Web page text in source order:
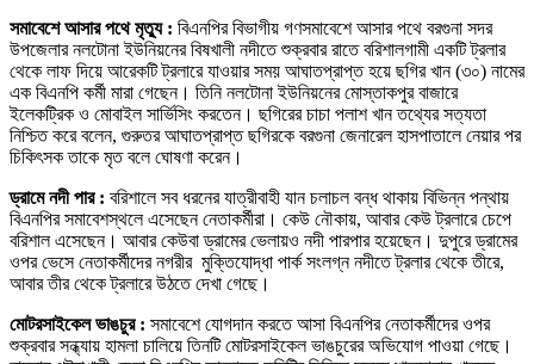
সমাবেশে আসার পথে মৃত্যু : বিএনপির বিভাগীয় গণসমাবেশে আসার পথে বরগুনা সদর
উপজেলার নলটোনা ইউনিয়নের বিষখালী নদীতে শুক্রবার রাতে বরিশালগামী একটি ট্রলার
থেকে লাফ দিয়ে আরেকটি ট্রলারে যাওয়ার সময় আঘাতপ্রাপ্ত হয়ে ছগির খান (৩০) নামের
এক বিএনপি কর্মী মারা গেছেন। তিনি নলটোনা ইউনিয়নের মোস্তাকপুর বাজারে
ইলেকট্রিক ও মোবাইল সার্ভিসিং করতেন। ছগিরের চাচা পলাশ খান তথ্যের সত্যতা
নিশ্চিত করে বলেন, গুরুতর আঘাতপ্রাপ্ত ছগিরকে বরগুনা জেনারেল হাসপাতালে নেয়ার পর
চিকিৎসক তাকে মৃত বলে ঘোষণা করেন।
ড্রামে নদী পার : বরিশালে সব ধরনের যাত্রীবাহী যান চলাচল বন্ধ থাকায় বিভিন্ন পন্থায়
বিএনপির সমাবেশস্থলে এসেছেন নেতাকর্মীরা। কেউ নৌকায়, আবার কেউ ট্রলারে চেপে
বরিশাল এসেছেন। আবার কেউবা ড্রামের ভেলায়ও নদী পারপার হয়েছেন। দুপুরে ড্রামের
ওপর ভেসে নেতাকর্মীদের নগরীর মুক্তিযোদ্ধা পার্ক সংলগ্ন নদীতে ট্রলার থেকে তীরে,
আবার তীর থেকে ট্রলারে উঠতে দেখা গেছে।
মোটরসাইকেল ভাঙচুর : সমাবেশে যোগদান করতে আসা বিএনপির নেতাকর্মীদের ওপর
শুক্রবার সন্ধ্যায় হামলা চালিয়ে তিনটি মোটরসাইকেল ভাঙচুরের অভিযোগ পাওয়া গেছে।